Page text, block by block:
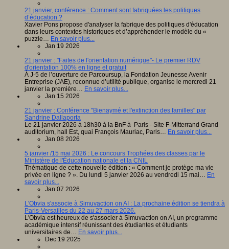
21 janvier, conférence : Comment sont fabriquées les politiques
d’éducation ?
Xavier Pons propose d'analyser la fabrique des politiques d'éducation
dans leurs contextes historiques et d’appréhender le modèle du «
puzzle… En savoir plus...
Jan 19 2026
21 janvier : "Faites de l'orientation numérique"- Le premier RDV
d'orientation 100% en ligne et gratuit
À J-5 de l’ouverture de Parcoursup, la Fondation Jeunesse Avenir
Entreprise (JAE), reconnue d’utilité publique, organise le mercredi 21
janvier la première… En savoir plus...
Jan 15 2026
21 janvier : Conférence "Bienaymé et l'extinction des familles" par
Sandrine Dallaporta
Le 21 janvier 2026 à 18h30 à la BnF à Paris - Site F-Mitterrand Grand
auditorium, hall Est, quai François Mauriac, Paris… En savoir plus...
Jan 08 2026
5 janvier /15 mai 2026 : Le concours Trophées des classes par le
Ministère de l'Éducation nationale et la CNIL
Thématique de cette nouvelle édition : « Comment je protège ma vie
privée en ligne ? ». Du lundi 5 janvier 2026 au vendredi 15 mai… En
savoir plus...
Jan 07 2026
L'Obvia s'associe à Simuvaction on AI : La prochaine édition se tiendra à
Paris-Versailles du 22 au 27 mars 2026.
L'Obvia est heureux de s'associer à Simuvaction on AI, un programme
académique intensif réunissant des étudiantes et étudiants
universitaires de… En savoir plus...
Dec 19 2025